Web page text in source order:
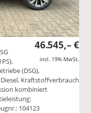
46.545,– €
incl. 19% MwSt.
(DSG),
Kraftstoffverbrauch
kombiniert
104123